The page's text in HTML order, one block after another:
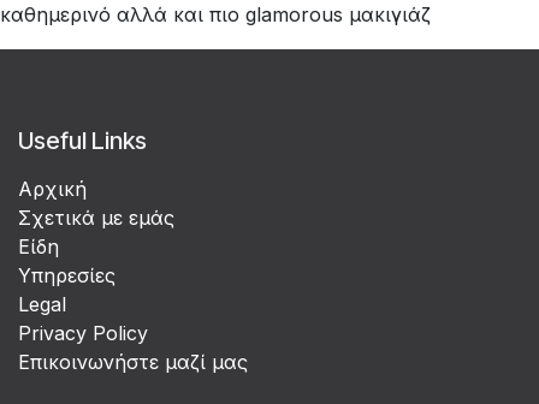
καθημερινό αλλά και πιο glamorous μακιγιάζ
Useful Links
Αρχική
Σχετικά με εμάς
Είδη
Υπηρεσίες
Legal
Privacy Policy
Επικοινωνήστε μαζί μας